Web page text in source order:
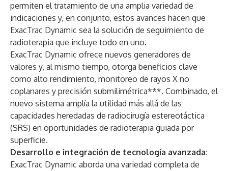
permiten el tratamiento de una amplia variedad de
indicaciones y, en conjunto, estos avances hacen que
ExacTrac Dynamic sea la solución de seguimiento de
radioterapia que incluye todo en uno.
ExacTrac Dynamic ofrece nuevos generadores de
valores y, al mismo tiempo, otorga beneficios clave
como alto rendimiento, monitoreo de rayos X no
coplanares y precisión submilimétrica***. Combinado, el
nuevo sistema amplía la utilidad más allá de las
capacidades heredadas de radiocirugía estereotáctica
(SRS) en oportunidades de radioterapia guiada por
superficie.
Desarrollo e integración de tecnología avanzada:
ExacTrac Dynamic aborda una variedad completa de